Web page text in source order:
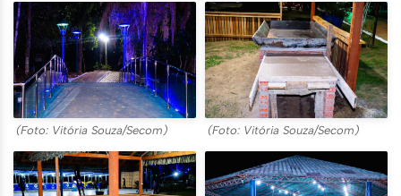
(Foto: Vitória Souza/Secom) (Foto: Vitória Souza/Secom)